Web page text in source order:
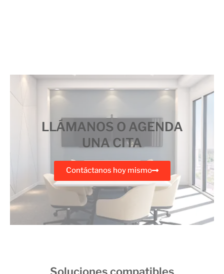
LLÁMANOS O AGENDA
UNA CITA
Contáctanos hoy mismo